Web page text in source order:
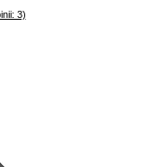
24h)
3)